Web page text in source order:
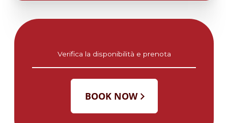
Verifica la disponibilità e prenota